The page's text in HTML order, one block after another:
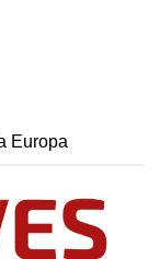
Europa